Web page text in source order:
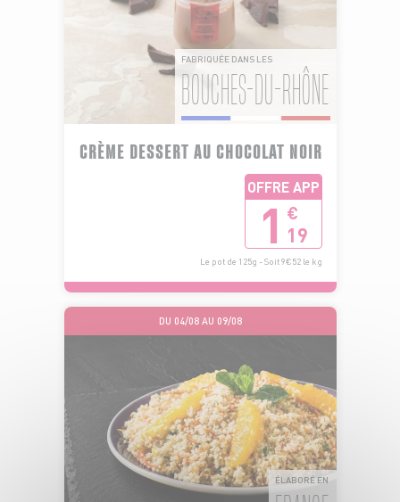
FABRIQUÉE DANS LES
BOUCHES-DU-RHÔNE
CRÈME DESSERT AU CHOCOLAT NOIR
OFFRE APP
1 €
19
Le pot de 125g - Soit 9€52 le kg
DU 04/08 AU 09/08
ÉLABORÉ EN